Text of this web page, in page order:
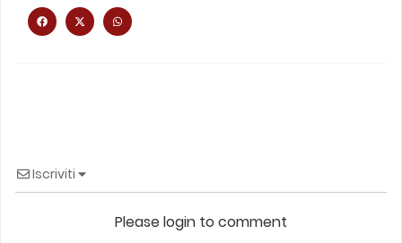
Iscriviti
Please login to comment